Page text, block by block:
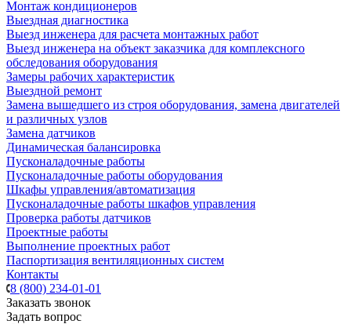
Монтаж кондиционеров
Выездная диагностика
Выезд инженера для расчета монтажных работ
Выезд инженера на объект заказчика для комплексного
обследования оборудования
Замеры рабочих характеристик
Выездной ремонт
Замена вышедшего из строя оборудования, замена двигателей
и различных узлов
Замена датчиков
Динамическая балансировка
Пусконаладочные работы
Пусконаладочные работы оборудования
Шкафы управления/автоматизация
Пусконаладочные работы шкафов управления
Проверка работы датчиков
Проектные работы
Выполнение проектных работ
Паспортизация вентиляционных систем
Контакты
8 (800) 234-01-01
Заказать звонок
Задать вопрос